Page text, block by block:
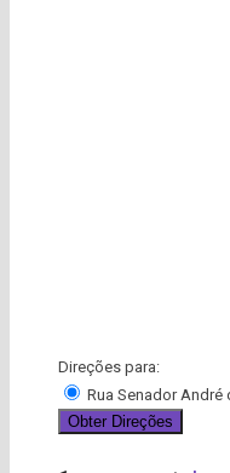
Direções para:
Rua Senador André